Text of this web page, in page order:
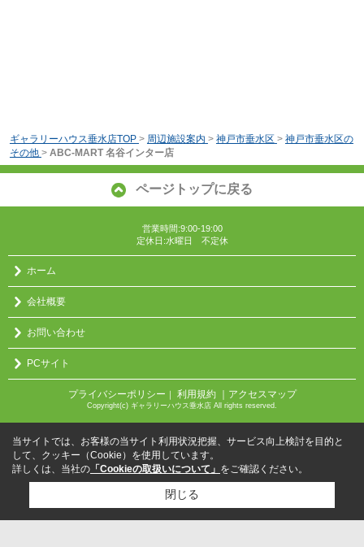
ギャラリーハウス垂水店TOP > 周辺施設案内 > 神戸市垂水区 > 神戸市垂水区の
その他 > ABC-MART 名谷インター店
ページトップに戻る
営業時間:9:00-19:00
定休日:水曜日 不定休
ホーム
会社概要
お問い合わせ
PCサイト
プライバシーポリシー ｜ 利用規約 ｜アクセスマップ
Copyright(c) ギャラリーハウス垂水店 All rights reserved.
当サイトでは、お客様の当サイト利用状況把握、サービス向上検討を目的と
して、クッキー（Cookie）を使用しています。
詳しくは、当社の 「Cookieの取扱いについて」 をご確認ください。
閉じる